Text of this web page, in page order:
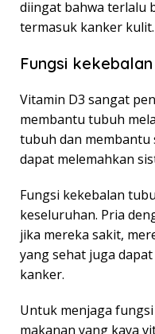
diingat bahwa terlalu
termasuk kanker kulit.
Fungsi
Vitamin D3 sangat
membantu tubuh
tubuh dan membantu
dapat melemahkan
Fungsi kekebalan
keseluruhan. Pria
jika mereka sakit,
yang sehat juga
kanker.
Untuk menjaga
makanan yang kaya